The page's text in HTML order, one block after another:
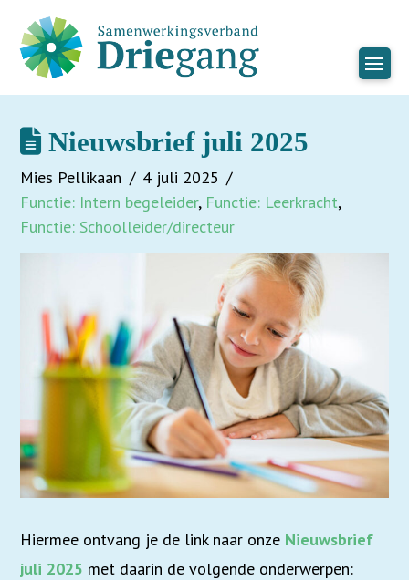
Nieuwsbrief juli 2025
Mies Pellikaan
4 juli 2025
Functie: Intern begeleider, Functie: Leerkracht,
Functie: Schoolleider/directeur
Hiermee ontvang je de link naar onze Nieuwsbrief
juli 2025 met daarin de volgende onderwerpen: